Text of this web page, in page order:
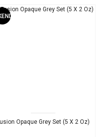
Opaque Grey Set (5 X 2 Oz)